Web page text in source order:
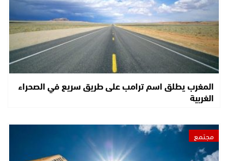
المغرب يطلق اسم ترامب على طريق سريع في الصحراء
الغربية
مجتمع